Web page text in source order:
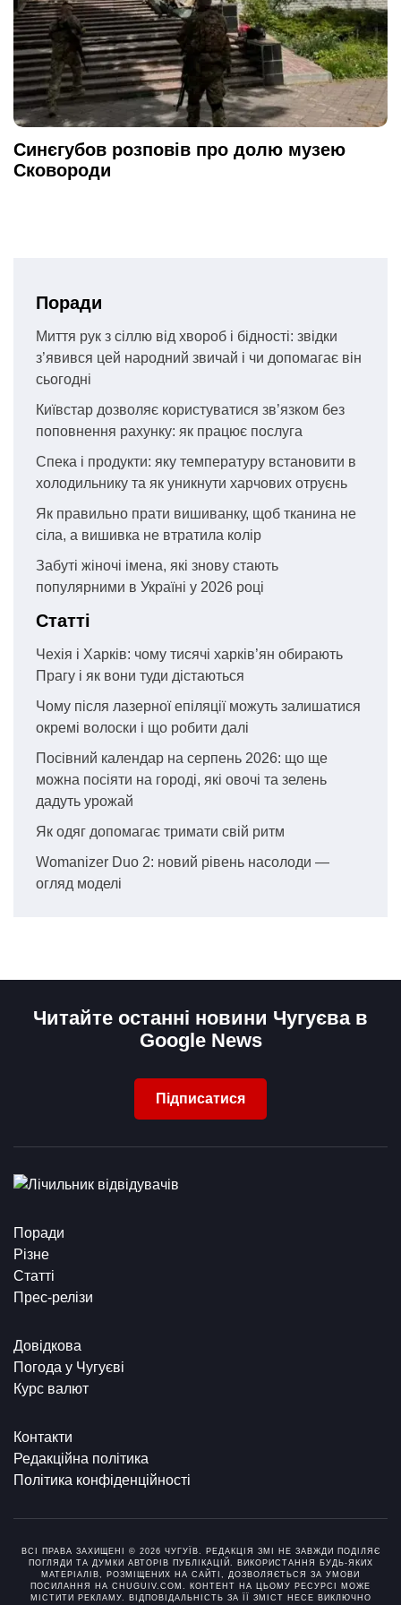
Синєгубов розповів про долю музею
Сковороди
Поради
Миття рук з сіллю від хвороб і бідності: звідки
з’явився цей народний звичай і чи допомагає він
сьогодні
Київстар дозволяє користуватися зв’язком без
поповнення рахунку: як працює послуга
Спека і продукти: яку температуру встановити в
холодильнику та як уникнути харчових отруєнь
Як правильно прати вишиванку, щоб тканина не
сіла, а вишивка не втратила колір
Забуті жіночі імена, які знову стають
популярними в Україні у 2026 році
Статті
Чехія і Харків: чому тисячі харків’ян обирають
Прагу і як вони туди дістаються
Чому після лазерної епіляції можуть залишатися
окремі волоски і що робити далі
Посівний календар на серпень 2026: що ще
можна посіяти на городі, які овочі та зелень
дадуть урожай
Як одяг допомагає тримати свій ритм
Womanizer Duo 2: новий рівень насолоди —
огляд моделі
Читайте останні новини Чугуєва в
Google News
Підписатися
Поради
Різне
Статті
Прес-релізи
Довідкова
Погода у Чугуєві
Курс валют
Контакти
Редакційна політика
Політика конфіденційності
ВСІ ПРАВА ЗАХИЩЕНІ © 2026 ЧУГУЇВ. РЕДАКЦІЯ ЗМІ НЕ ЗАВЖДИ ПОДІЛЯЄ
ПОГЛЯДИ ТА ДУМКИ АВТОРІВ ПУБЛІКАЦІЙ. ВИКОРИСТАННЯ БУДЬ-ЯКИХ
МАТЕРІАЛІВ, РОЗМІЩЕНИХ НА САЙТІ, ДОЗВОЛЯЄТЬСЯ ЗА УМОВИ
ПОСИЛАННЯ НА CHUGUIV.COM. КОНТЕНТ НА ЦЬОМУ РЕСУРСІ МОЖЕ
МІСТИТИ РЕКЛАМУ. ВІДПОВІДАЛЬНІСТЬ ЗА ЇЇ ЗМІСТ НЕСЕ ВИКЛЮЧНО